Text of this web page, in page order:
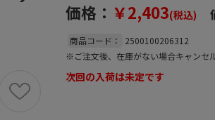
価格： ￥2,403(税込)
商品コード：
2500100206312
※ご注文後、在庫がない場合キャンセ
次回の入荷は未定です